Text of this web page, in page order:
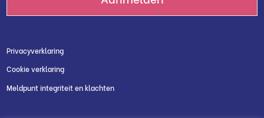
Privacyverklaring
Cookie verklaring
Meldpunt integriteit en klachten